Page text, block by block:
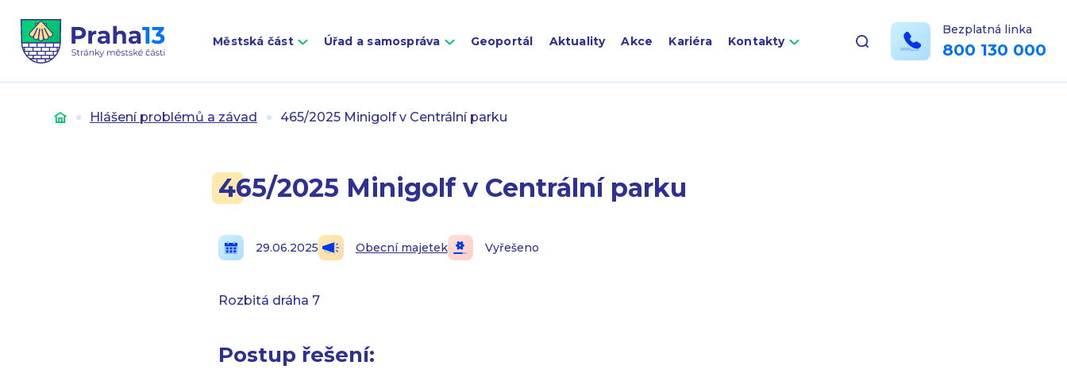
Městská část Úřad a samospráva Geoportál Aktuality Akce Kariéra Kontakty
Bezplatná linka
800 130 000
Úvod Hlášení problémů a závad 465/2025 Minigolf v Centrální parku
465/2025 Minigolf v Centrální parku
29.06.2025 Obecní majetek Vyřešeno
Rozbitá dráha 7
Postup řešení: